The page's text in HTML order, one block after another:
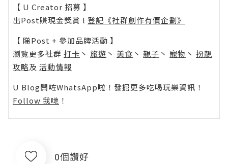
【 U Creator 招募 】
出Post賺現金獎賞 l 登記《社群創作有價企劃》
【 睇Post + 參加品牌活動 】
瀏覽更多社群 打卡 丶 旅遊 丶 美食 丶 親子 丶 寵物 丶 扮靚
攻略及 活動情報
U Blog開咗WhatsApp啦！發掘更多吃喝玩樂資訊！
Follow 我哋 ！
0個讚好